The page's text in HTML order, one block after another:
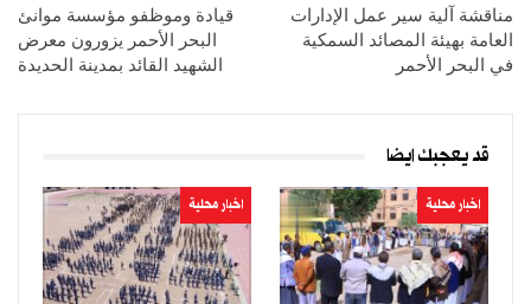
مناقشة آلية سير عمل الإدارات
العامة بهيئة المصائد السمكية
في البحر الأحمر
قيادة وموظفو مؤسسة موانئ
البحر الأحمر يزورون معرض
الشهيد القائد بمدينة الحديدة
قد يعجبك ايضا
اخبار محلية اخبار محلية